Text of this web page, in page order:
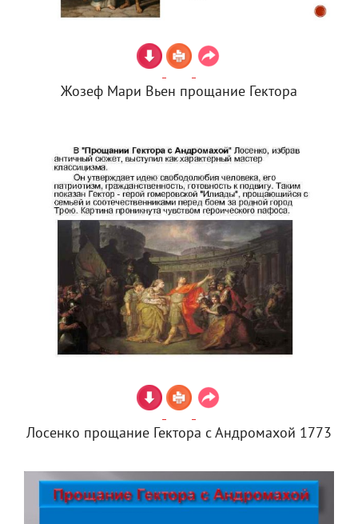
Жозеф Мари Вьен прощание Гектора
Лосенко прощание Гектора с Андромахой 1773